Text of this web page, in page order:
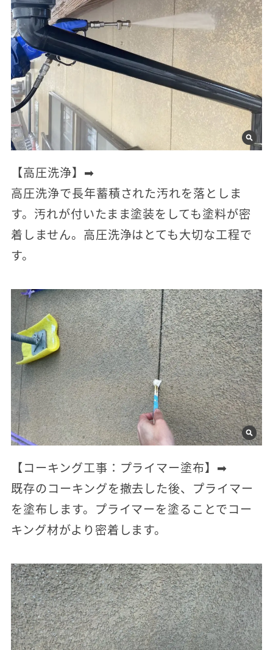
【高圧洗浄】➡
高圧洗浄で長年蓄積された汚れを落としま
す。汚れが付いたまま塗装をしても塗料が密
着しません。高圧洗浄はとても大切な工程で
す。
【コーキング工事：プライマー塗布】➡
既存のコーキングを撤去した後、プライマー
を塗布します。プライマーを塗ることでコー
キング材がより密着します。